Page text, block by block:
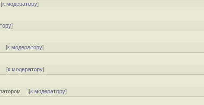
к модератору]
]
[к модератору]
[к модератору]
[к модератору]